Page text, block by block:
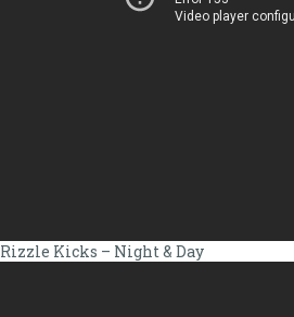
Rizzle Kicks – Night & Day